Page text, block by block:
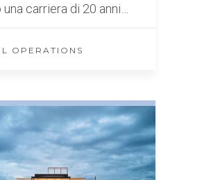
una carriera di 20 anni…
OPERATIONS